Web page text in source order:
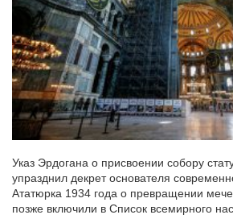
Указ Эрдогана о присвоении собору
упразднил декрет основателя
Ататюрка 1934 года о превращении
позже включили в Список всемирного